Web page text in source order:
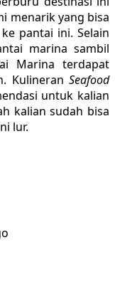
menarik yang bisa
pantai ini. Selain
marina sambil
Marina terdapat
Kulineran Seafood
untuk kalian
kalian sudah bisa
lur.